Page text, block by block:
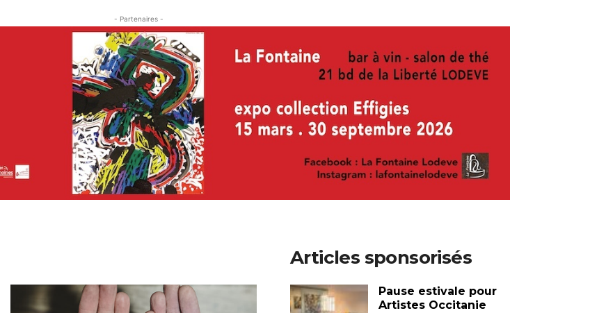
- Partenaires -
Articles sponsorisés
Pause estivale pour
Artistes Occitanie